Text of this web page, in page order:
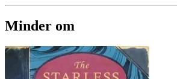
Minder om